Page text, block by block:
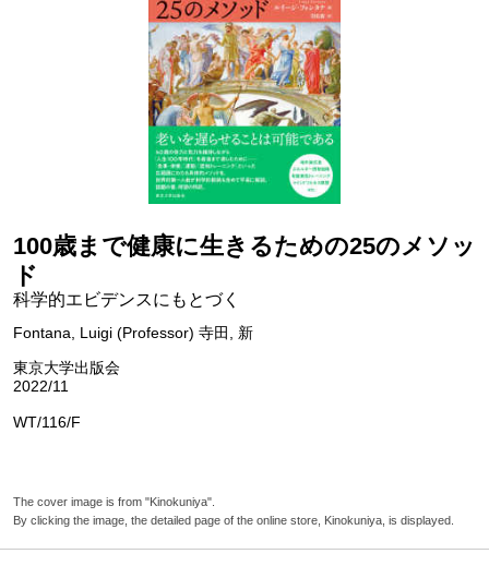
100歳まで健康に生きるための25のメソッ
ド
科学的エビデンスにもとづく
Fontana, Luigi (Professor) 寺田, 新
東京大学出版会
2022/11
WT/116/F
The cover image is from "Kinokuniya".
By clicking the image, the detailed page of the online store, Kinokuniya, is displayed.